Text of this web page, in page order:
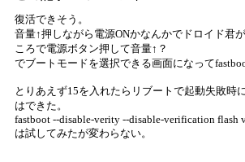
復活できそう。
音量↑押しながら電源ONかなんかでドロイド君
ころで電源ボタン押して音量↑？
でブートモードを選択できる画面になって
とりあえず15を入れたらリブートで起動失敗時
はできた。
fastboot --disable-verity --disable-verification flash
は試してみたが変わらない。